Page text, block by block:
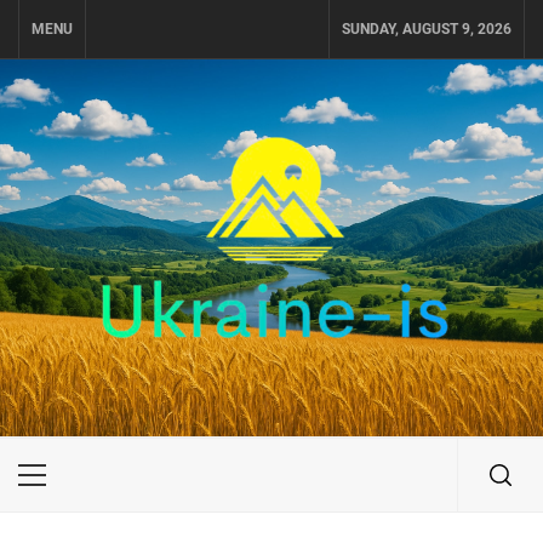
MENU SUNDAY, AUGUST 9, 2026
UKRAINE-IS
ПОДОРОЖI ПО УКРАЇНІ
Primary